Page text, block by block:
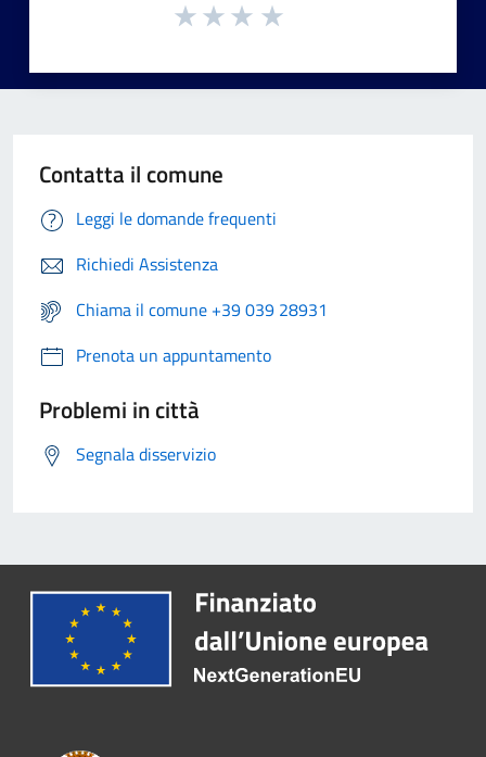
Contatta il comune
Leggi le domande frequenti
Richiedi Assistenza
Chiama il comune +39 039 28931
Prenota un appuntamento
Problemi in città
Segnala disservizio